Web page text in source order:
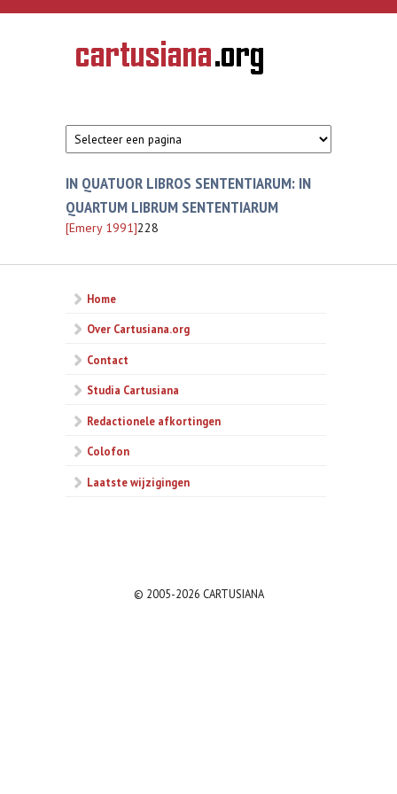
Overslaan en naar de inhoud gaan
CARTUSIANA
Geschiedenis
van de
IN QUATUOR LIBROS SENTENTIARUM: IN
QUARTUM LIBRUM SENTENTIARUM
[Emery 1991]228
Home
Over Cartusiana.org
Contact
Studia Cartusiana
Redactionele afkortingen
Colofon
Laatste wijzigingen
© 2005-2026 CARTUSIANA